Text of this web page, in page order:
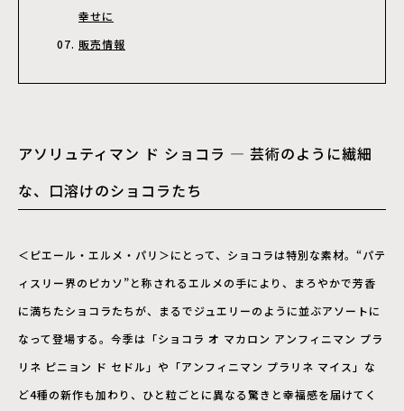
幸せに
販売情報
アソリュティマン ド ショコラ ― 芸術のように繊細
な、口溶けのショコラたち
＜ピエール・エルメ・パリ＞にとって、ショコラは特別な素材。“パテ
ィスリー界のピカソ”と称されるエルメの手により、まろやかで芳香
に満ちたショコラたちが、まるでジュエリーのように並ぶアソートに
なって登場する。今季は「ショコラ オ マカロン アンフィニマン プラ
リネ ピニョン ド セドル」や「アンフィニマン プラリネ マイス」な
ど4種の新作も加わり、ひと粒ごとに異なる驚きと幸福感を届けてく